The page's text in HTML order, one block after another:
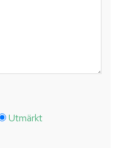
Utmärkt